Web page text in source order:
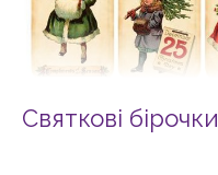
Святкові бірочки